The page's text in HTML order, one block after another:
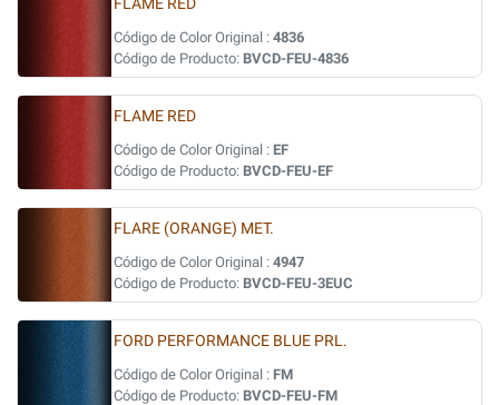
FLAME RED
Código de Color Original : 4836
Código de Producto: BVCD-FEU-4836
FLAME RED
Código de Color Original : EF
Código de Producto: BVCD-FEU-EF
FLARE (ORANGE) MET.
Código de Color Original : 4947
Código de Producto: BVCD-FEU-3EUC
FORD PERFORMANCE BLUE PRL.
Código de Color Original : FM
Código de Producto: BVCD-FEU-FM